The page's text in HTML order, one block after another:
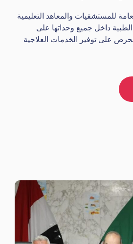
للمستشفيات والمعاهد التعليمية
داخل جميع وحداتها على
على توفير الخدمات العلاجية